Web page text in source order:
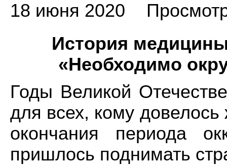
18 июня 2020
История
«Необходимо
Годы Великой
для всех, кому
окончания периода
пришлось поднимать